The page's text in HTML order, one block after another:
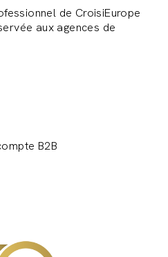
de CroisiEurope
aux agences de
B2B